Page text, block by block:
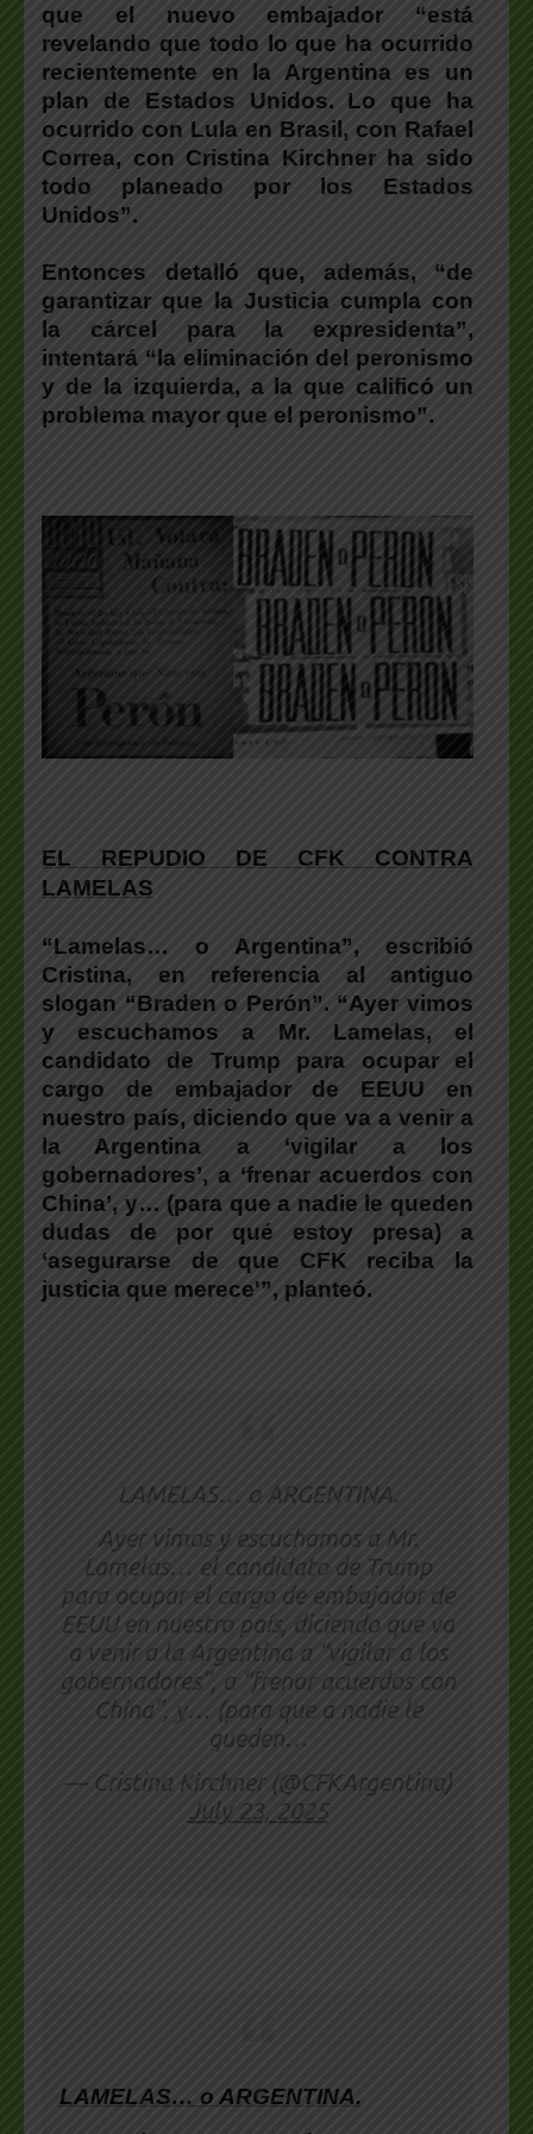
que el nuevo embajador “está
revelando que todo lo que ha ocurrido
recientemente en la Argentina es un
plan de Estados Unidos. Lo que ha
ocurrido con Lula en Brasil, con Rafael
Correa, con Cristina Kirchner ha sido
todo planeado por los Estados
Unidos”.
Entonces detalló que, además, “de
garantizar que la Justicia cumpla con
la cárcel para la expresidenta”,
intentará “la eliminación del peronismo
y de la izquierda, a la que calificó un
problema mayor que el peronismo”.
EL REPUDIO DE CFK CONTRA
LAMELAS
“Lamelas… o Argentina”, escribió
Cristina, en referencia al antiguo
slogan “Braden o Perón”. “Ayer vimos
y escuchamos a Mr. Lamelas, el
candidato de Trump para ocupar el
cargo de embajador de EEUU en
nuestro país, diciendo que va a venir a
la Argentina a ‘vigilar a los
gobernadores’, a ‘frenar acuerdos con
China’, y… (para que a nadie le queden
dudas de por qué estoy presa) a
‘asegurarse de que CFK reciba la
justicia que merece'”, planteó.
LAMELAS… o ARGENTINA.
Ayer vimos y escuchamos a Mr.
Lamelas… el candidato de Trump
para ocupar el cargo de embajador de
EEUU en nuestro país, diciendo que va
a venir a la Argentina a “vigilar a los
gobernadores”, a “frenar acuerdos con
China”, y… (para que a nadie le
queden…
— Cristina Kirchner (@CFKArgentina)
July 23, 2025
LAMELAS… o ARGENTINA.